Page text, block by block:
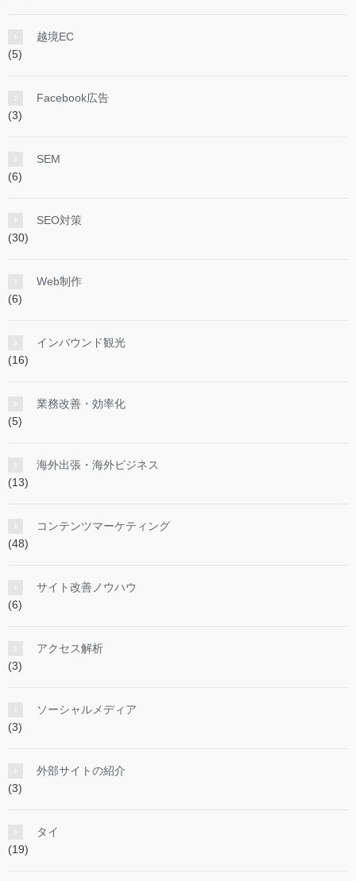
越境EC
(5)
Facebook広告
(3)
SEM
(6)
SEO対策
(30)
Web制作
(6)
インバウンド観光
(16)
業務改善・効率化
(5)
海外出張・海外ビジネス
(13)
コンテンツマーケティング
(48)
サイト改善ノウハウ
(6)
アクセス解析
(3)
ソーシャルメディア
(3)
外部サイトの紹介
(3)
タイ
(19)